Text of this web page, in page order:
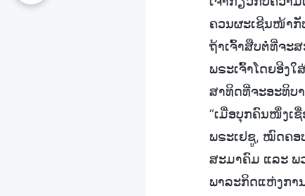
ຄວນຜະເຊີນໜ້າກັ
ຖ້າເຈົ້າສືບຕໍ່ທີ່ຈະ
ພຣະເຈົ້າໂດຍອີງ
ສາທິດທີ່ຈະອະທິບ
“ເມື່ອບຸກຄົນໜຶ່ງເ
ພຣະເຢຊູ, ໝົດຄອ
ສະມາຄົມ ແລະ ພ
ພາລະກິດແຫ່ງກາ